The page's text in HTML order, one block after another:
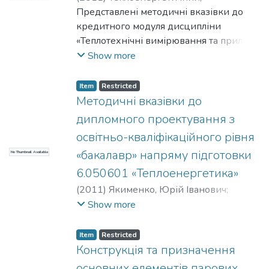
Федорченко, Людмила Іванівна;
Георгієв, Олександр Васильович
Меренгер, Петро Петрович; НТУУ «КПІ»
Представлені методичні вказівки до
кредитного модуля дисципліни
«Теплотехнічні вимірювання та прилади
-1. Метрологія та стандартизація»
рекомендації до виконання циклу
лабораторних робіт для студентів
очної та заочної форм навчання, які
вивчають цю дисципліну.
Show more
No Thumbnail Available
Item Restricted
Методичні вказівки до
дипломного проектування з
освітньо-кваліфікаційного рівня
«бакалавр» напряму підготовки
6.050601 «Теплоенергетика»
(2011) Якименко, Юрій Іванович;
Фіалко, Наталія Михайлівна
Володимир Юхимович
Ольга Юріївна НТУУ «КПІ»
Show more
Item Restricted
Конструкція та призначення